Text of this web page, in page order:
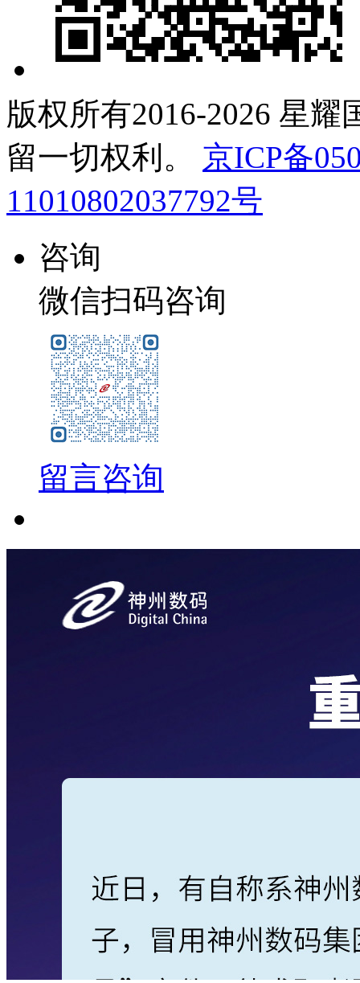
版权所有2016-2026 星耀
留一切权利。
京ICP备
11010802037792号
咨询
微信扫码咨询
留言咨询